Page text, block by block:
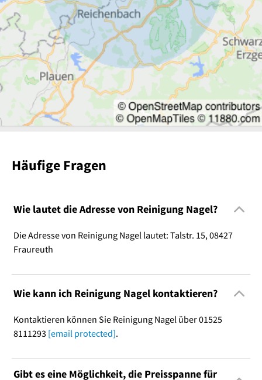
Häufige Fragen
Wie lautet die Adresse von Reinigung Nagel?
Die Adresse von Reinigung Nagel lautet: Talstr. 15, 08427
Fraureuth
Wie kann ich Reinigung Nagel kontaktieren?
Kontaktieren können Sie Reinigung Nagel über 01525
8111293 [email protected].
Gibt es eine Möglichkeit, die Preisspanne für